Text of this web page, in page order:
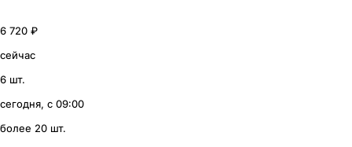
6 720 ₽
сейчас
6 шт.
сегодня, с 09:00
более 20 шт.